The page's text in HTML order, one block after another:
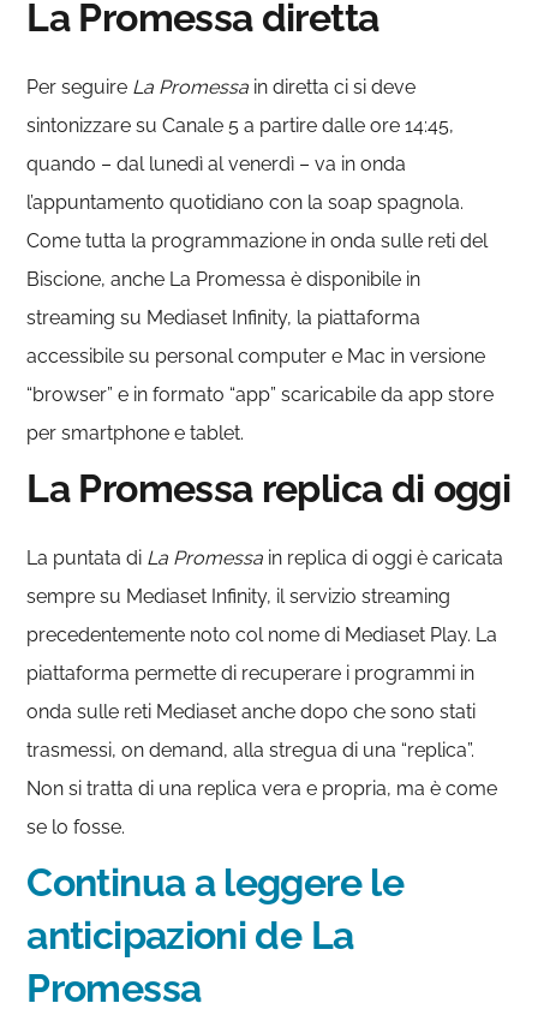
La Promessa diretta
Per seguire La Promessa in diretta ci si deve
sintonizzare su Canale 5 a partire dalle ore 14:45,
quando – dal lunedì al venerdì – va in onda
l’appuntamento quotidiano con la soap spagnola.
Come tutta la programmazione in onda sulle reti del
Biscione, anche La Promessa è disponibile in
streaming su Mediaset Infinity, la piattaforma
accessibile su personal computer e Mac in versione
“browser” e in formato “app” scaricabile da app store
per smartphone e tablet.
La Promessa replica di oggi
La puntata di La Promessa in replica di oggi è caricata
sempre su Mediaset Infinity, il servizio streaming
precedentemente noto col nome di Mediaset Play. La
piattaforma permette di recuperare i programmi in
onda sulle reti Mediaset anche dopo che sono stati
trasmessi, on demand, alla stregua di una “replica”.
Non si tratta di una replica vera e propria, ma è come
se lo fosse.
Continua a leggere le
anticipazioni de La
Promessa